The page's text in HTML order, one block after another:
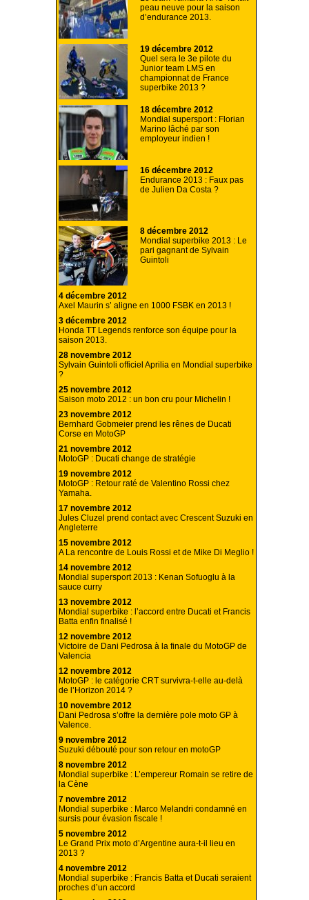
peau neuve pour la saison
d’endurance 2013.
19 décembre 2012
Quel sera le 3e pilote du
Junior team LMS en
championnat de France
superbike 2013 ?
18 décembre 2012
Mondial supersport : Florian
Marino lâché par son
employeur indien !
16 décembre 2012
Endurance 2013 : Faux pas
de Julien Da Costa ?
8 décembre 2012
Mondial superbike 2013 : Le
pari gagnant de Sylvain
Guintoli
4 décembre 2012
Axel Maurin s’ aligne en 1000 FSBK en 2013 !
3 décembre 2012
Honda TT Legends renforce son équipe pour la
saison 2013.
28 novembre 2012
Sylvain Guintoli officiel Aprilia en Mondial superbike
?
25 novembre 2012
Saison moto 2012 : un bon cru pour Michelin !
23 novembre 2012
Bernhard Gobmeier prend les rênes de Ducati
Corse en MotoGP
21 novembre 2012
MotoGP : Ducati change de stratégie
19 novembre 2012
MotoGP : Retour raté de Valentino Rossi chez
Yamaha.
17 novembre 2012
Jules Cluzel prend contact avec Crescent Suzuki en
Angleterre
15 novembre 2012
A La rencontre de Louis Rossi et de Mike Di Meglio !
14 novembre 2012
Mondial supersport 2013 : Kenan Sofuoglu à la
sauce curry
13 novembre 2012
Mondial superbike : l’accord entre Ducati et Francis
Batta enfin finalisé !
12 novembre 2012
Victoire de Dani Pedrosa à la finale du MotoGP de
Valencia
12 novembre 2012
MotoGP : le catégorie CRT survivra-t-elle au-delà
de l’Horizon 2014 ?
10 novembre 2012
Dani Pedrosa s’offre la dernière pole moto GP à
Valence.
9 novembre 2012
Suzuki débouté pour son retour en motoGP
8 novembre 2012
Mondial superbike : L’empereur Romain se retire de
la Cène
7 novembre 2012
Mondial superbike : Marco Melandri condamné en
sursis pour évasion fiscale !
5 novembre 2012
Le Grand Prix moto d’Argentine aura-t-il lieu en
2013 ?
4 novembre 2012
Mondial superbike : Francis Batta et Ducati seraient
proches d’un accord